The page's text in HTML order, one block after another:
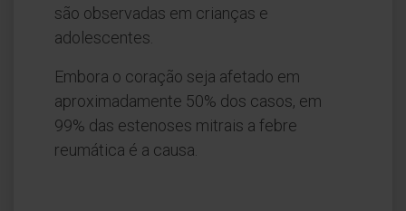
são observadas em crianças e
adolescentes.
Embora o coração seja afetado em
aproximadamente 50% dos casos, em
99% das estenoses mitrais a febre
reumática é a causa.